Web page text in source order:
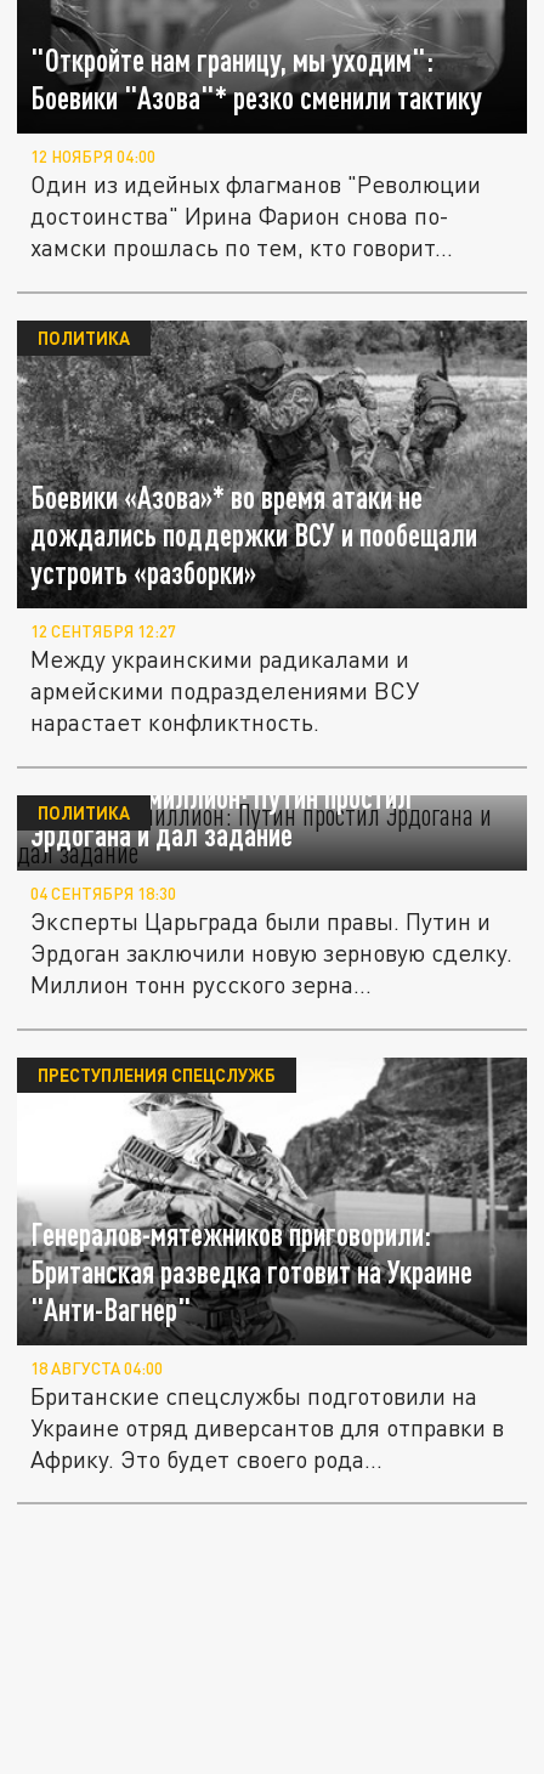
"Откройте нам границу, мы уходим":
Боевики "Азова"* резко сменили тактику
12 НОЯБРЯ 04:00
Один из идейных флагманов "Революции
достоинства" Ирина Фарион снова по-
хамски прошлась по тем, кто говорит...
Боевики «Азова»* во время атаки не
дождались поддержки ВСУ и пообещали
устроить «разборки»
ПОЛИТИКА
12 СЕНТЯБРЯ 12:27
Между украинскими радикалами и
армейскими подразделениями ВСУ
нарастает конфликтность.
Сделка на миллион: Путин простил
Эрдогана и дал задание
ПОЛИТИКА
04 СЕНТЯБРЯ 18:30
Эксперты Царьграда были правы. Путин и
Эрдоган заключили новую зерновую сделку.
Миллион тонн русского зерна...
Генералов-мятежников приговорили:
Британская разведка готовит на Украине
"Анти-Вагнер"
ПРЕСТУПЛЕНИЯ СПЕЦСЛУЖБ
18 АВГУСТА 04:00
Британские спецслужбы подготовили на
Украине отряд диверсантов для отправки в
Африку. Это будет своего рода...